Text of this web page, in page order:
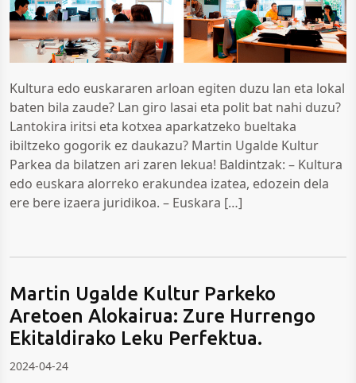
Kultura edo euskararen arloan egiten duzu lan eta lokal
baten bila zaude? Lan giro lasai eta polit bat nahi duzu?
Lantokira iritsi eta kotxea aparkatzeko bueltaka
ibiltzeko gogorik ez daukazu? Martin Ugalde Kultur
Parkea da bilatzen ari zaren lekua! Baldintzak: – Kultura
edo euskara alorreko erakundea izatea, edozein dela
ere bere izaera juridikoa. – Euskara […]
Martin Ugalde Kultur Parkeko
Aretoen Alokairua: Zure Hurrengo
Ekitaldirako Leku Perfektua.
2024-04-24